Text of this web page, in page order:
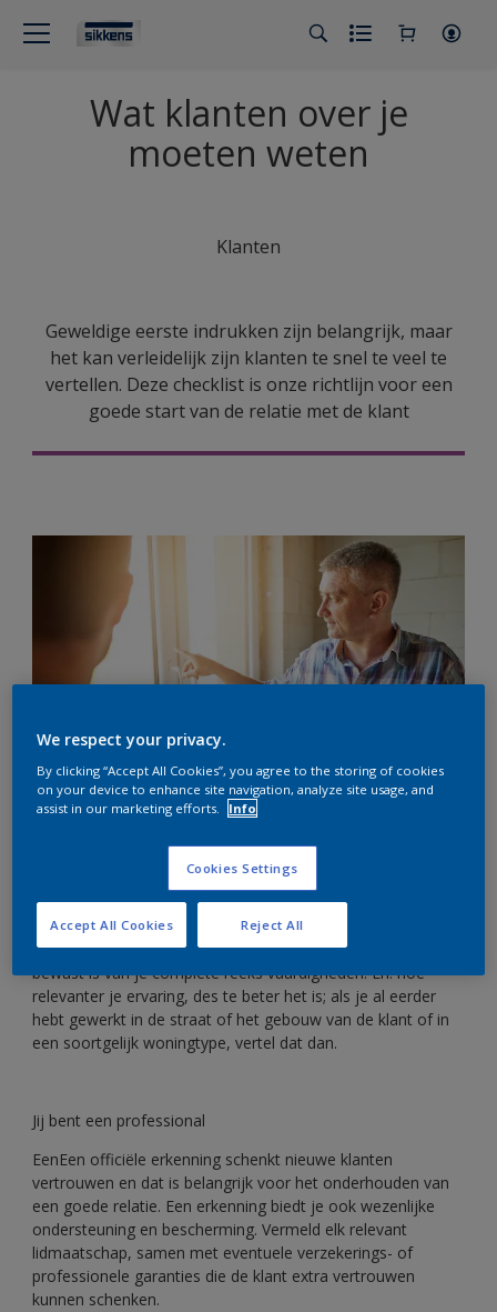
Wat klanten over je
moeten weten
Klanten
Geweldige eerste indrukken zijn belangrijk, maar
het kan verleidelijk zijn klanten te snel te veel te
vertellen. Deze checklist is onze richtlijn voor een
goede start van de relatie met de klant
Jij bent een expert
terreinen waarop je deskundig bent, hoelang je als
schildersbedrijf actief bent in de branche en eventuele
contacten met specialistische vaardigheden waar je een
beroep op kunt doen. Ga er niet van uit dat een klant zich
bewust is van je complete reeks vaardigheden. En: hoe
relevanter je ervaring, des te beter het is; als je al eerder
hebt gewerkt in de straat of het gebouw van de klant of in
een soortgelijk woningtype, vertel dat dan.
Jij bent een professional
EenEen officiële erkenning schenkt nieuwe klanten
vertrouwen en dat is belangrijk voor het onderhouden van
een goede relatie. Een erkenning biedt je ook wezenlijke
ondersteuning en bescherming. Vermeld elk relevant
lidmaatschap, samen met eventuele verzekerings- of
professionele garanties die de klant extra vertrouwen
kunnen schenken.
We respect your privacy.
By clicking “Accept All Cookies”, you agree to the storing of cookies
on your device to enhance site navigation, analyze site usage, and
assist in our marketing efforts.
Info
Cookies Settings
Reject All
Accept All Cookies